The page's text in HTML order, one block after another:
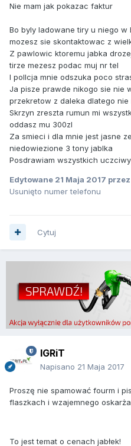
Nie mam jak pokazac faktur
Bo byly ladowane tiry u niego
mozesz sie skontaktowac z
Z pawlowic ktoremu jabka
tirze mezesz podac muj nr tel
I pollcja mnie odszuka poco
Ja pisze prawde nikogo sie nie
przekretow z daleka dlatego nie
Skrzyn zreszta rumun mi
oddasz mu 300zl
Za smieci i dla mnie jest jasne
niedowiezione 3 tony jablka
Posdrawiam wszystkich
Edytowane 21 Maja 2017
Usunięto numer telefonu
Cytuj
IGRiT
Napisano 21 Maja 2017
Proszę nie spamować fourm i
flaszkach i wzajemnego
To jest temat o cenach jabłek!